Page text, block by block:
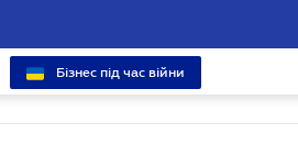
Бізнес під час війни